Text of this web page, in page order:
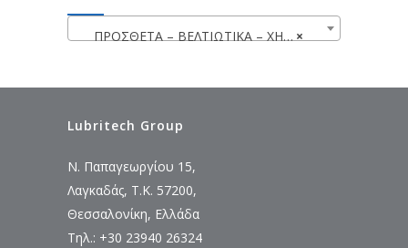
×
ΠΡΟΣΘΕΤΑ – ΒΕΛΤΙΩΤΙΚΑ – ΧΗΜΙΚΑ WYNN’S
Lubritech Group
Ν. Παπαγεωργίου 15,
Λαγκαδάς, Τ.Κ. 57200,
Θεσσαλονίκη, Ελλάδα
Τηλ.: +30 23940 26324